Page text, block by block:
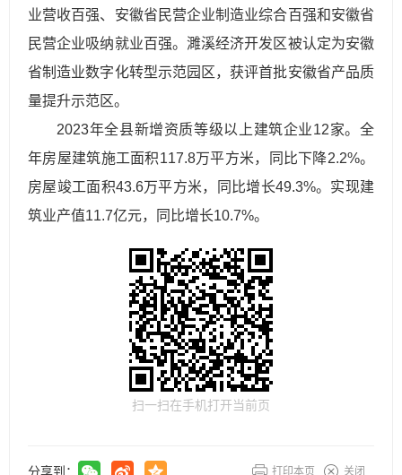
业营收百强、安徽省民营企业制造业综合百强和安徽省
民营企业吸纳就业百强。濉溪经济开发区被认定为安徽
省制造业数字化转型示范园区，获评首批安徽省产品质
量提升示范区。
2023年全县新增资质等级以上建筑企业12家。全
年房屋建筑施工面积117.8万平方米，同比下降2.2%。
房屋竣工面积43.6万平方米，同比增长49.3%。实现建
筑业产值11.7亿元，同比增长10.7%。
扫一扫在手机打开当前页
分享到： 打印本页 关闭